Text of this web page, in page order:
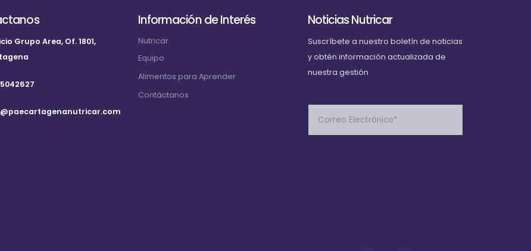
Grupo Area, Of. 1801,
Información de Interés
Nutricar
Equipo
Alimentos para Aprender
Contáctanos
Noticias Nutricar
Suscríbete a nuestro boletín de noticias
y obtén información actualizada de
nuestra gestión